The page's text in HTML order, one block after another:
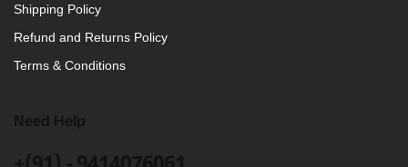
Shipping Policy
Refund and Returns Policy
Terms & Conditions
Need Help